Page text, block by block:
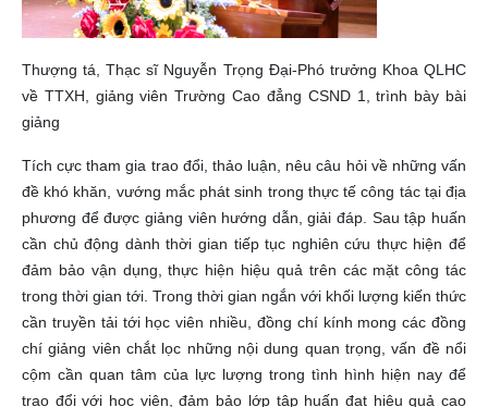
Thượng tá, Thạc sĩ Nguyễn Trọng Đại-Phó trưởng Khoa QLHC
về TTXH, giảng viên Trường Cao đẳng CSND 1, trình bày bài
giảng
Tích cực tham gia trao đổi, thảo luận, nêu câu hỏi về những vấn
đề khó khăn, vướng mắc phát sinh trong thực tế công tác tại địa
phương để được giảng viên hướng dẫn, giải đáp. Sau tập huấn
cần chủ động dành thời gian tiếp tục nghiên cứu thực hiện để
đảm bảo vận dụng, thực hiện hiệu quả trên các mặt công tác
trong thời gian tới. Trong thời gian ngắn với khối lượng kiến thức
cần truyền tải tới học viên nhiều, đồng chí kính mong các đồng
chí giảng viên chắt lọc những nội dung quan trọng, vấn đề nổi
cộm cần quan tâm của lực lượng trong tình hình hiện nay để
trao đổi với học viên, đảm bảo lớp tập huấn đạt hiệu quả cao